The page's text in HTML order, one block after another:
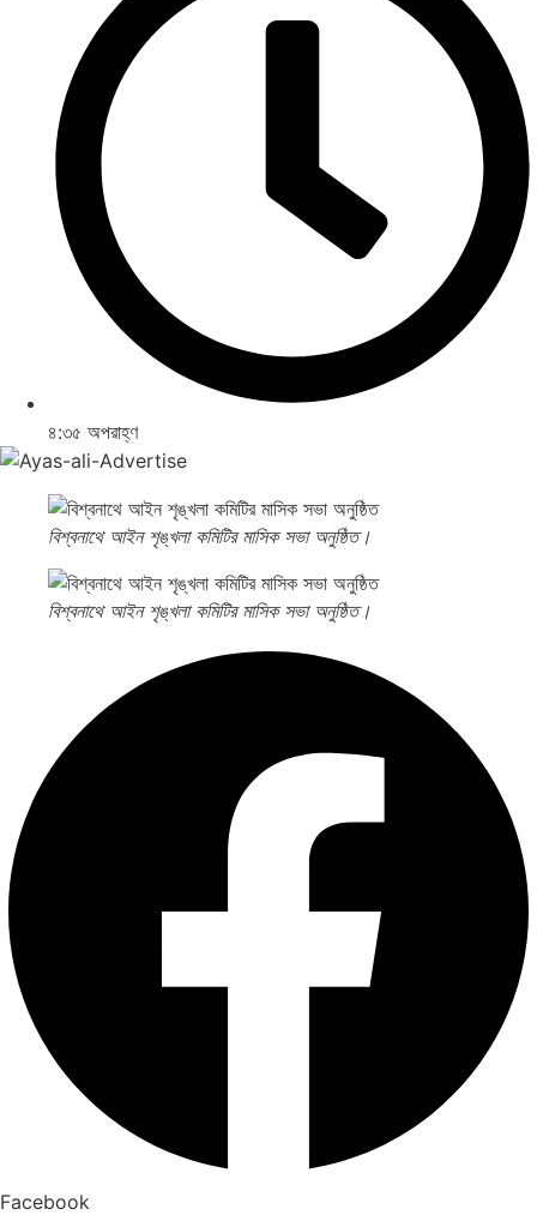
৪:৩৫ অপরাহ্ণ
বিশ্বনাথে আইন শৃঙ্খলা কমিটির মাসিক সভা অনুষ্ঠিত।
বিশ্বনাথে আইন শৃঙ্খলা কমিটির মাসিক সভা অনুষ্ঠিত।
Facebook